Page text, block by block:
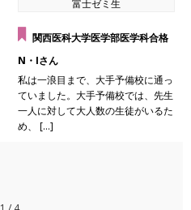
富士ゼミ生
関西医科大学医学部医学科合格
N・Iさん
私は一浪目まで、大手予備校に通っ
ていました。大手予備校では、先生
一人に対して大人数の生徒がいるた
め、 […]